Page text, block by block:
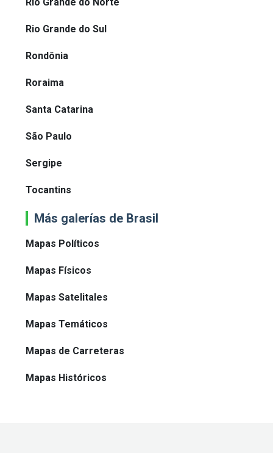
Rio Grande do Sul
Rondônia
Roraima
Santa Catarina
São Paulo
Sergipe
Tocantins
Más galerías de Brasil
Mapas Políticos
Mapas Físicos
Mapas Satelitales
Mapas Temáticos
Mapas de Carreteras
Mapas Históricos